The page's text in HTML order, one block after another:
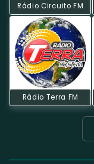
Rádio Circuito FM
Rádio Terra FM